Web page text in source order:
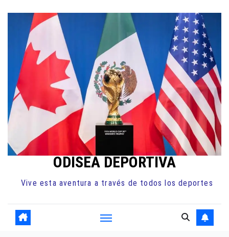
contenido
ODISEA DEPORTIVA
Vive esta aventura a través de todos los deportes